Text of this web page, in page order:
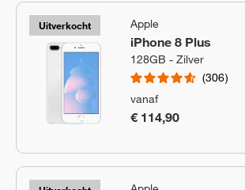
Uitverkocht Apple
iPhone 8 Plus
128GB - Zilver
306
vanaf
€ 114,90